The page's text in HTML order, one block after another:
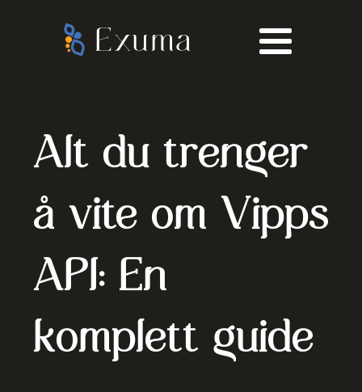
Exuma
Alt du trenger
å vite om Vipps
API: En
komplett guide